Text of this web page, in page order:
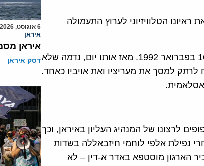
ראיונו הטלוויזיוני לערוץ התעמולה
30 שנה חלפו מאז חיסלה ישראל את קודמו, עבאס מוסאווי, ב-16 בפברואר 1992. מאז אותו יום, נדמה שלא
למסך את מעריציו ואת אויביו כאחד.
האיראנים ב-1982, היו מנהיגיו כפופים לרצונו של המנהיג העליון באיראן, וכך
נפילת אלפי לוחמי חיזבאללה בשדות
הארגון מוסטפא באדר א-דין – לא
6 אוגוסט, 2026
איראן
איראן
דסק איראן